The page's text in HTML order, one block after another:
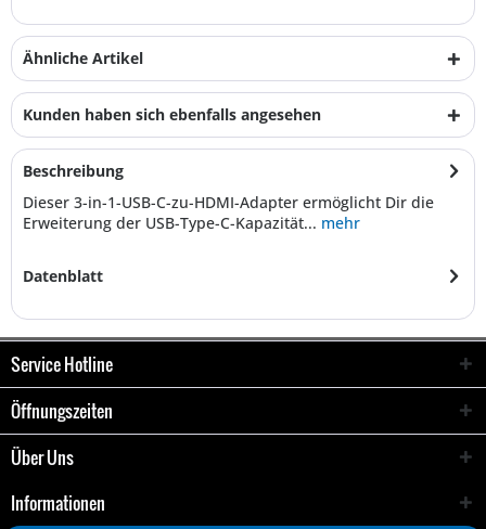
Ähnliche Artikel
Kunden haben sich ebenfalls angesehen
Beschreibung
Dieser 3-in-1-USB-C-zu-HDMI-Adapter ermöglicht Dir die
Erweiterung der USB-Type-C-Kapazität... mehr
Datenblatt
Service Hotline
Öffnungszeiten
Über Uns
Informationen